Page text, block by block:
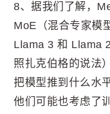
8、据我们了解，
MoE（混合专家模
Llama 3 和 Llama
照扎克伯格的说法
把模型推到什么水平
他们可能也考虑了